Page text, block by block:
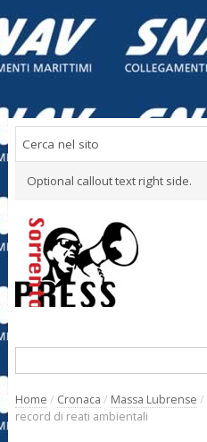
Optional callout text right side.
Home / Cronaca / Massa Lubrense /
record di reati ambientali